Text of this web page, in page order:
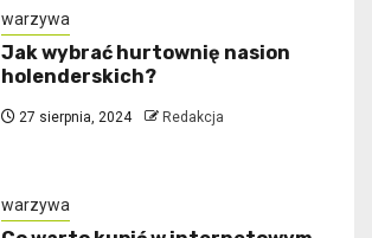
warzywa
Jak wybrać hurtownię nasion
holenderskich?
27 sierpnia, 2024 Redakcja
warzywa